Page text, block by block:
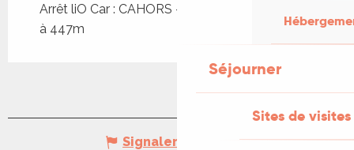
Séjourner
Sites de visites
Arrêt liO Car : CAHORS - Octroi Pont L Philippe
à 447m
Signaler une erreur